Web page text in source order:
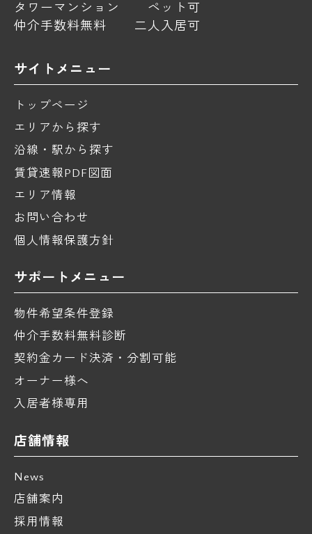
タワーマンション
ペット可
仲介手数料無料
二人入居可
サイトメニュー
トップページ
エリアから探す
沿線・駅から探す
賃貸速報PDF図面
エリア情報
お問い合わせ
個人情報保護方針
サポートメニュー
物件希望条件登録
仲介手数料無料診断
契約金カード決済・分割可能
オーナー様へ
入居者様専用
店舗情報
News
店舗案内
採用情報